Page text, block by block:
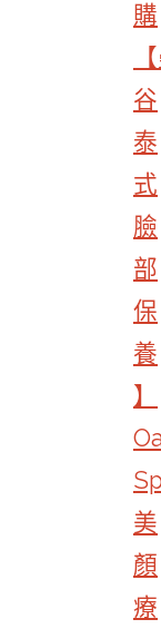
購
谷
泰
式
臉
部
保
養
】
美
顏
療